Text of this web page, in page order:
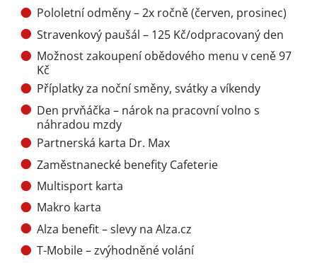
Pololetní odměny – 2x ročně (červen, prosinec)
Stravenkový paušál – 125 Kč/odpracovaný den
Možnost zakoupení obědového menu v ceně 97
Kč
Příplatky za noční směny, svátky a víkendy
Den prvňáčka – nárok na pracovní volno s
náhradou mzdy
Partnerská karta Dr. Max
Zaměstnanecké benefity Cafeterie
Multisport karta
Makro karta
Alza benefit – slevy na Alza.cz
T-Mobile – zvýhodněné volání